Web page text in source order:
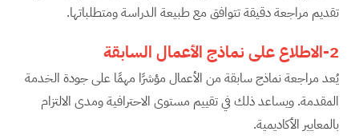
تقديم مراجعة دقيقة تتوافق مع طبيعة الدراسة ومتطلباتها.
2-الاطلاع على نماذج الأعمال السابقة
يُعد مراجعة نماذج سابقة من الأعمال مؤشرًا مهمًا على جودة الخدمة
المقدمة. ويساعد ذلك في تقييم مستوى الاحترافية ومدى الالتزام
بالمعايير الأكاديمية.